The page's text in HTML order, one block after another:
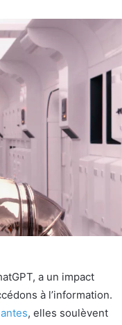
a un impact
à l’information.
, elles soulèvent